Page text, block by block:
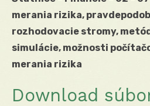
merania rizika,
rozhodovacie stromy,
simulácie, možnosti
merania rizika
Download